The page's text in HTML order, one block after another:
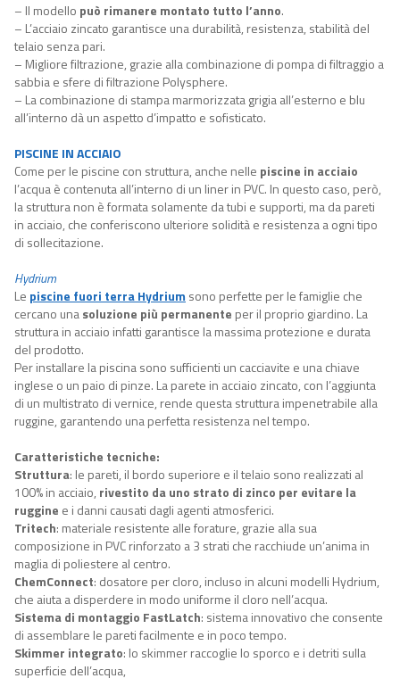
– Il modello può rimanere montato tutto l’anno.
– L’acciaio zincato garantisce una durabilità, resistenza, stabilità del
telaio senza pari.
– Migliore filtrazione, grazie alla combinazione di pompa di filtraggio a
sabbia e sfere di filtrazione Polysphere.
– La combinazione di stampa marmorizzata grigia all’esterno e blu
all’interno dà un aspetto d’impatto e sofisticato.
PISCINE IN ACCIAIO
Come per le piscine con struttura, anche nelle piscine in acciaio
l’acqua è contenuta all’interno di un liner in PVC. In questo caso, però,
la struttura non è formata solamente da tubi e supporti, ma da pareti
in acciaio, che conferiscono ulteriore solidità e resistenza a ogni tipo
di sollecitazione.
Hydrium
Le piscine fuori terra Hydrium sono perfette per le famiglie che
cercano unasoluzione più permanente per il proprio giardino. La
struttura in acciaio infatti garantisce la massima protezione e durata
del prodotto.
Per installare la piscina sono sufficienti un cacciavite e una chiave
inglese o un paio di pinze. La parete in acciaio zincato, con l’aggiunta
di un multistrato di vernice, rende questa struttura impenetrabile alla
ruggine, garantendo una perfetta resistenza nel tempo.
Caratteristiche tecniche:
Struttura: le pareti, il bordo superiore e il telaio sono realizzati al
100% in acciaio, rivestito da uno strato di zinco per evitare la
ruggine e i danni causati dagli agenti atmosferici.
Tritech: materiale resistente alle forature, grazie alla sua
composizione in PVC rinforzato a 3 strati che racchiude un’anima in
maglia di poliestere al centro.
ChemConnect: dosatore per cloro, incluso in alcuni modelli Hydrium,
che aiuta a disperdere in modo uniforme il cloro nell’acqua.
Sistema di montaggio FastLatch: sistema innovativo che consente
di assemblare le paretifacilmente e in poco tempo.
Skimmer integrato: lo skimmer raccoglie lo sporco e i detriti sulla
superficie dell’acqua,